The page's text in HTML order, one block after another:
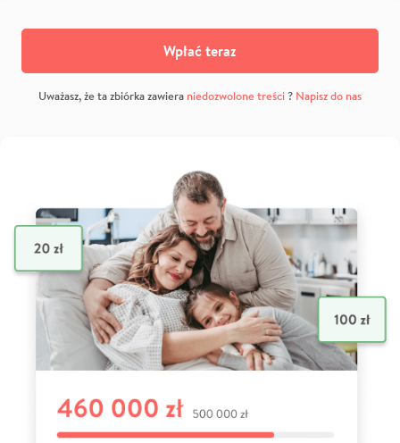
Wpłać teraz
Uważasz, że ta zbiórka zawiera niedozwolone treści? Napisz do nas